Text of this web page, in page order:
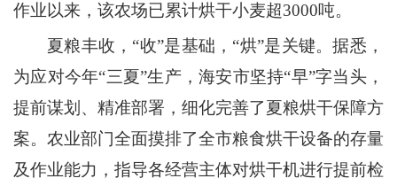
作业以来，该农场已累计烘干小麦超3000吨。
夏粮丰收，“收”是基础，“烘”是关键。据悉，
为应对今年“三夏”生产，海安市坚持“早”字当头，
提前谋划、精准部署，细化完善了夏粮烘干保障方
案。农业部门全面摸排了全市粮食烘干设备的存量
及作业能力，指导各经营主体对烘干机进行提前检